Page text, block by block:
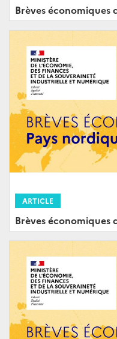
Brèves économiques
ARTICLE
Brèves économiques